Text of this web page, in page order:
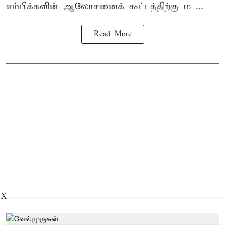
எம்பிக்களின் ஆலோசனைக் கூட்டத்திற்கு ம ...
Read More
X